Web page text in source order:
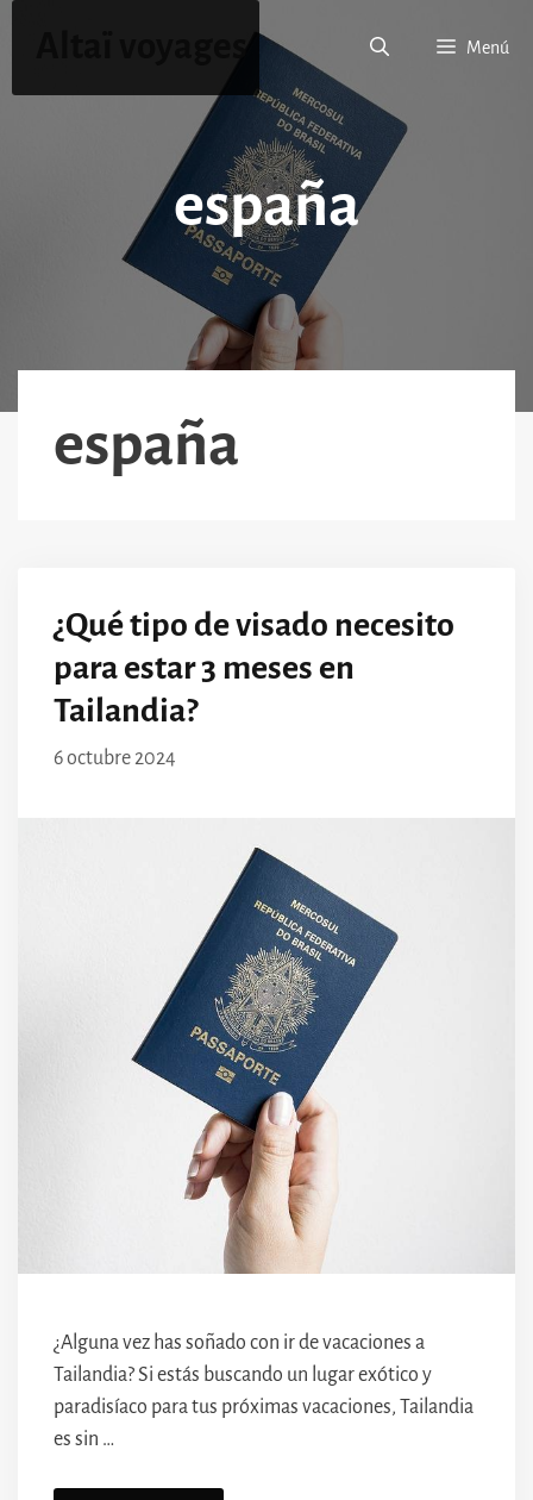
Menú
españa
españa
¿Qué tipo de visado necesito
para estar 3 meses en
Tailandia?
6 octubre 2024
¿Alguna vez has soñado con ir de vacaciones a
Tailandia? Si estás buscando un lugar exótico y
paradisíaco para tus próximas vacaciones, Tailandia
es sin …